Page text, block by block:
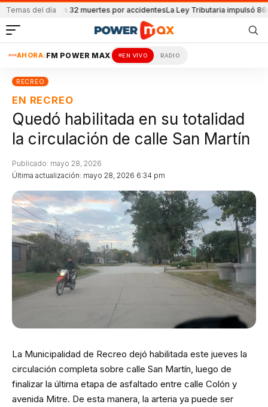
Temas del día
reportaron 32 muertes por accidentesLa Ley Tributaria impulsó 8600
AHORA: FM POWER MAX EN VIVO RADIO
RECREO
EN RECREO
Quedó habilitada en su totalidad
la circulación de calle San Martín
Última actualización: mayo 28, 2026 6:34 pm
Publicado: mayo 28, 2026
La Municipalidad de Recreo dejó habilitada este jueves la
circulación completa sobre calle San Martín, luego de
finalizar la última etapa de asfaltado entre calle Colón y
avenida Mitre. De esta manera, la arteria ya puede ser